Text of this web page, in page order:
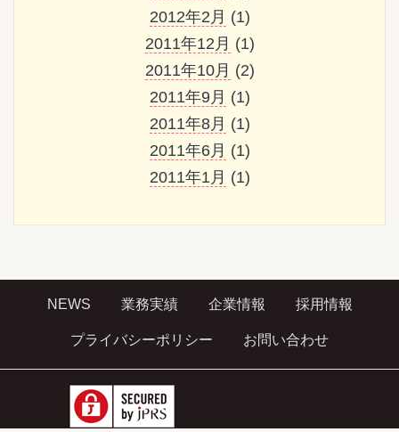
2012年2月 (1)
2011年12月 (1)
2011年10月 (2)
2011年9月 (1)
2011年8月 (1)
2011年6月 (1)
2011年1月 (1)
NEWS 業務実績 企業情報 採用情報
プライバシーポリシー お問い合わせ